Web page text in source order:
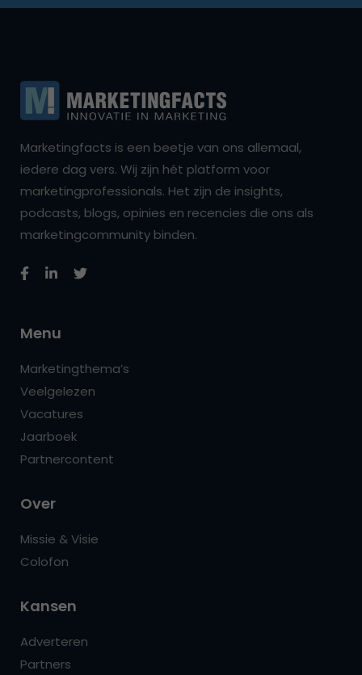
Marketingfacts is een beetje van ons allemaal,
iedere dag vers. Wij zijn hét platform voor
marketingprofessionals. Het zijn de insights,
podcasts, blogs, opinies en recencies die ons als
marketingcommunity binden.
Menu
Marketingthema’s
Veelgelezen
Vacatures
Jaarboek
Partnercontent
Over
Missie & Visie
Colofon
Kansen
Adverteren
Partners